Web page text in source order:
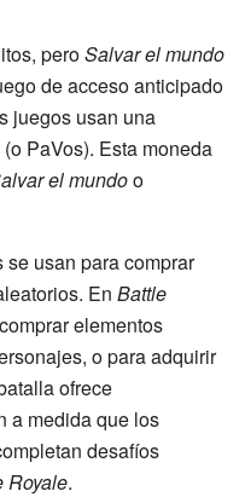
peroSalvar el mundo
de acceso anticipado
juegos usan una
PaVos). Esta moneda
el mundoo
se usan para comprar
En Battle
elementos
o para adquirir
ofrece
a medida que los
desafíos
Royale.